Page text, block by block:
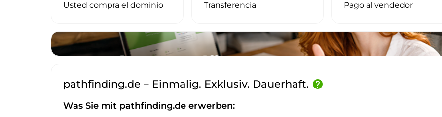
Usted compra el dominio Transferencia Pago al vendedor
pathfinding.de – Einmalig. Exklusiv. Dauerhaft. help
Was Sie mit pathfinding.de erwerben: